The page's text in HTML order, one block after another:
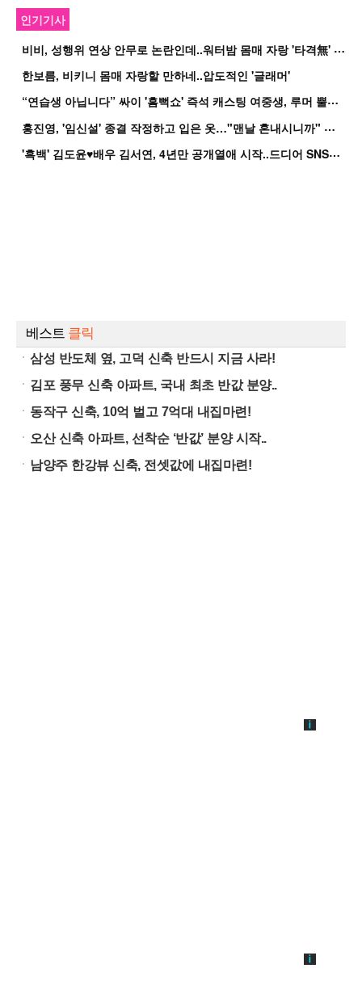
인기기사
비
비, 성행위 연상 안무로 논란인데..워터밤 몸매 자랑 '타격無' 근황
한보름, 비키니 몸매 자랑할 만하네..압도적인 '글래머'
“
연습생 아닙니다” 싸이 '흠뻑쇼' 즉석 캐스팅 여중생, 루머 뿔났다[Oh!쎈 이...
홍
진영, '임신설' 종결 작정하고 입은 옷…"맨날 혼내시니까" 억울
'
흑백' 김도윤♥배우 김서연, 4년만 공개열애 시작..드디어 SNS에 노출 [핫피...